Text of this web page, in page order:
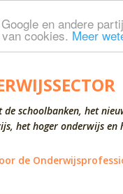
en andere
cookies. Meer
de schoolbanken, het
het hoger onderwijs en
de